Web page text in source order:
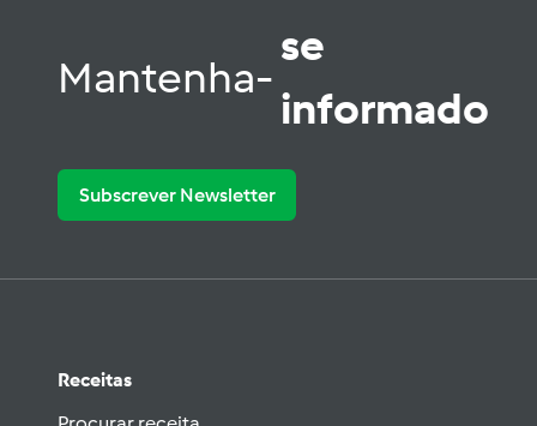
Mantenha-
se
informado
Subscrever Newsletter
Receitas